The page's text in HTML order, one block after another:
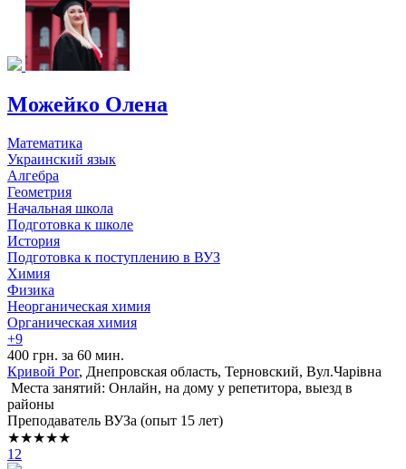
Можейко Олена
Математика
Украинский язык
Алгебра
Геометрия
Начальная школа
Подготовка к школе
История
Подготовка к поступлению в ВУЗ
Химия
Физика
Неорганическая химия
Органическая химия
+9
400 грн. за 60 мин.
Кривой Рог, Днепровская область, Терновский, Вул.Чарівна
Места занятий: Онлайн, на дому у репетитора, выезд в
районы
Преподаватель ВУЗа (опыт 15 лет)
★★★★★
12